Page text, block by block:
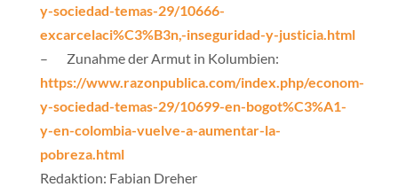
y-sociedad-temas-29/10666-
excarcelaci%C3%B3n,-inseguridad-y-justicia.html
– Zunahme der Armut in Kolumbien:
https://www.razonpublica.com/index.php/econom-
y-sociedad-temas-29/10699-en-bogot%C3%A1-
y-en-colombia-vuelve-a-aumentar-la-
pobreza.html
Redaktion: Fabian Dreher